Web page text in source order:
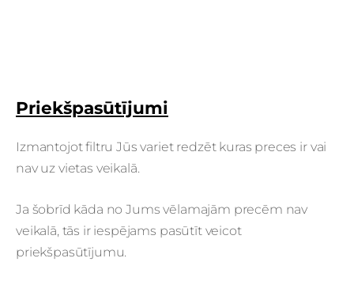
Priekšpasūtījumi
Izmantojot filtru Jūs variet redzēt kuras preces ir vai
nav uz vietas veikalā.
Ja šobrīd kāda no Jums vēlamajām precēm nav
veikalā, tās ir iespējams pasūtīt veicot
priekšpasūtījumu.